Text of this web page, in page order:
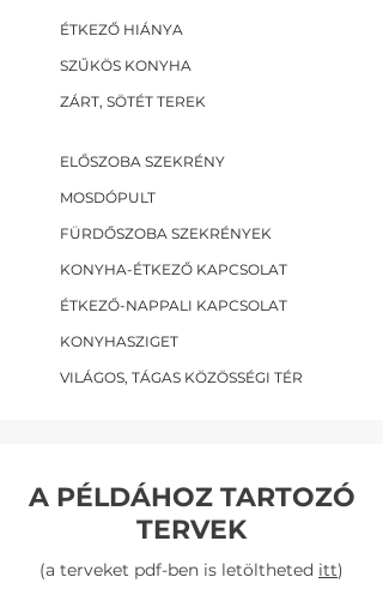
ÉTKEZŐ HIÁNYA
SZŰKÖS KONYHA
ZÁRT, SÖTÉT TEREK
ELŐSZOBA SZEKRÉNY
MOSDÓPULT
FÜRDŐSZOBA SZEKRÉNYEK
KONYHA-ÉTKEZŐ KAPCSOLAT
ÉTKEZŐ-NAPPALI KAPCSOLAT
KONYHASZIGET
VILÁGOS, TÁGAS KÖZÖSSÉGI TÉR
A PÉLDÁHOZ TARTOZÓ
TERVEK
(a terveket pdf-ben is letöltheted itt)